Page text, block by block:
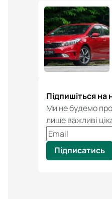
Підпишіться на
Ми не будемо
лише важливі
Підписатись